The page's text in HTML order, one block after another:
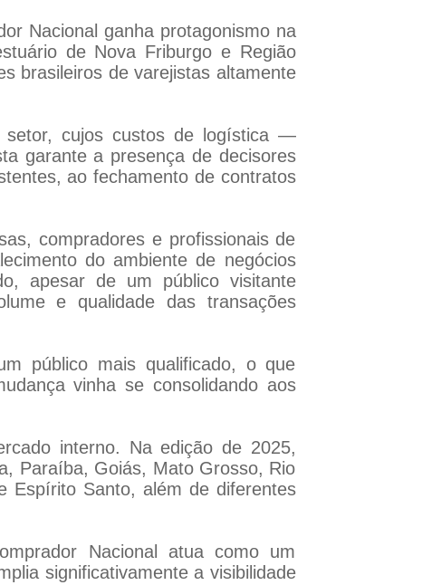
Nacional ganha protagonismo na
de Nova Friburgo e Região
brasileiros de varejistas altamente
setor, cujos custos de logística —
garante a presença de decisores
ao fechamento de contratos
compradores e profissionais de
do ambiente de negócios
apesar de um público visitante
e qualidade das transações
público mais qualificado, o que
vinha se consolidando aos
interno. Na edição de 2025,
Paraíba, Goiás, Mato Grosso, Rio
Espírito Santo, além de diferentes
Nacional atua como um
significativamente a visibilidade